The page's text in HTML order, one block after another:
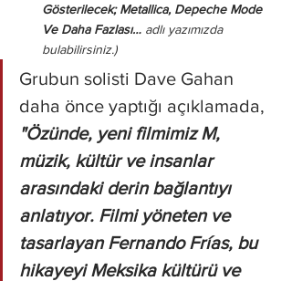
Gösterilecek; Metallica, Depeche Mode
Ve Daha Fazlası… adlı yazımızda
bulabilirsiniz.)
Grubun solisti Dave Gahan
daha önce yaptığı açıklamada,
"Özünde, yeni filmimiz M,
müzik, kültür ve insanlar
arasındaki derin bağlantıyı
anlatıyor. Filmi yöneten ve
tasarlayan Fernando Frías, bu
hikayeyi Meksika kültürü ve